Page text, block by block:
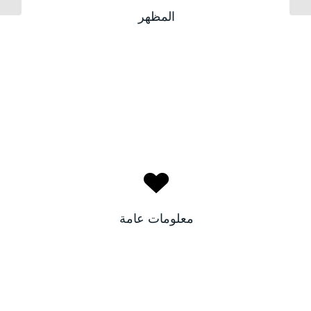
المظهر
لون الأعين:
معلومات عامة
الاسم:حنان
العراق
العمر:٣٢